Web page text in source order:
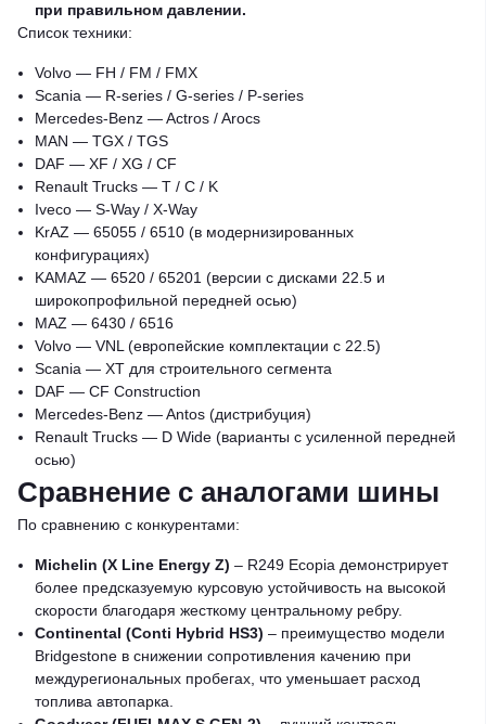
при правильном давлении.
Список техники:
Volvo — FH / FM / FMX
Scania — R-series / G-series / P-series
Mercedes-Benz — Actros / Arocs
MAN — TGX / TGS
DAF — XF / XG / CF
Renault Trucks — T / C / K
Iveco — S-Way / X-Way
KrAZ — 65055 / 6510 (в модернизированных
конфигурациях)
KAMAZ — 6520 / 65201 (версии с дисками 22.5 и
широкопрофильной передней осью)
MAZ — 6430 / 6516
Volvo — VNL (европейские комплектации c 22.5)
Scania — XT для строительного сегмента
DAF — CF Construction
Mercedes-Benz — Antos (дистрибуция)
Renault Trucks — D Wide (варианты с усиленной передней
осью)
Сравнение с аналогами шины
По сравнению с конкурентами:
Michelin (X Line Energy Z) – R249 Ecopia демонстрирует
более предсказуемую курсовую устойчивость на высокой
скорости благодаря жесткому центральному ребру.
Continental (Conti Hybrid HS3) – преимущество модели
Bridgestone в снижении сопротивления качению при
междурегиональных пробегах, что уменьшает расход
топлива автопарка.